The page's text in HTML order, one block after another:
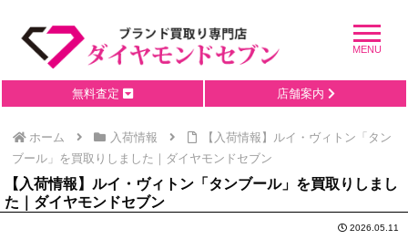
無料査定 店舗案内
ホーム 入荷情報
【入荷情報】ルイ・ヴィトン「タン
ブール」を買取りしました｜ダイヤモンドセブン
【入荷情報】ルイ・ヴィトン「タンブール」を買取りしまし
た｜ダイヤモンドセブン
2026.05.11